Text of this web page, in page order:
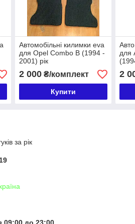
Автомобільні килимки eva
для Opel Combo B (1994 -
2001) рік
2 000₴/комплект
Купити
для
2
за рік